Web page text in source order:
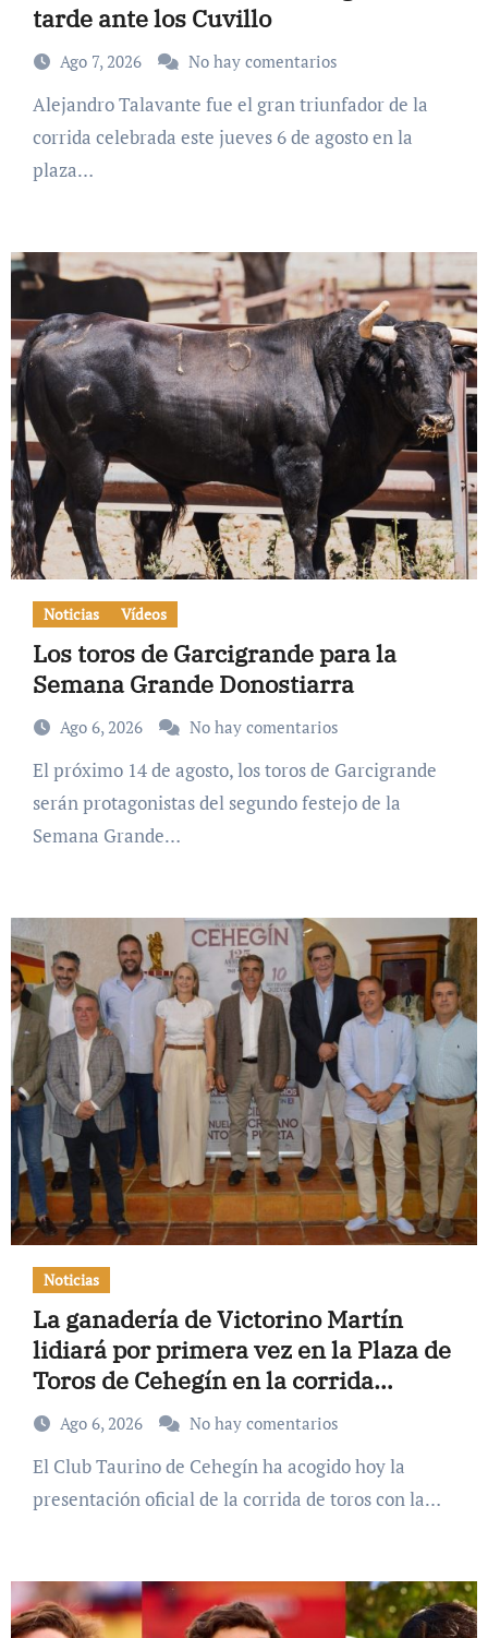
tarde ante los Cuvillo
Ago 7, 2026 No hay comentarios
Alejandro Talavante fue el gran triunfador de la
corrida celebrada este jueves 6 de agosto en la
plaza…
Noticias Vídeos
Los toros de Garcigrande para la
Semana Grande Donostiarra
Ago 6, 2026 No hay comentarios
El próximo 14 de agosto, los toros de Garcigrande
serán protagonistas del segundo festejo de la
Semana Grande…
Noticias
La ganadería de Victorino Martín
lidiará por primera vez en la Plaza de
Toros de Cehegín en la corrida
conmemorativa de su 125
aniversario
Ago 6, 2026 No hay comentarios
El Club Taurino de Cehegín ha acogido hoy la
presentación oficial de la corrida de toros con la…